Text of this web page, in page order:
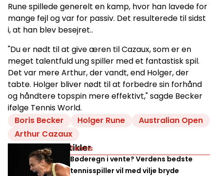
Rune spillede generelt en kamp, hvor han lavede for
mange fejl og var for passiv. Det resulterede til sidst
i, at han blev besejret..
"Du er nødt til at give æren til Cazaux, som er en
meget talentfuld ung spiller med et fantastisk spil.
Det var mere Arthur, der vandt, end Holger, der
tabte. Holger bliver nødt til at forbedre sin forhånd
og håndtere topspin mere effektivt," sagde Becker
ifølge Tennis World.
Boris Becker
Holger Rune
Australian Open
Arthur Cazaux
Relaterede artikler
Tennis
Bøderegn i vente? Verdens bedste
tennisspiller vil med vilje bryde